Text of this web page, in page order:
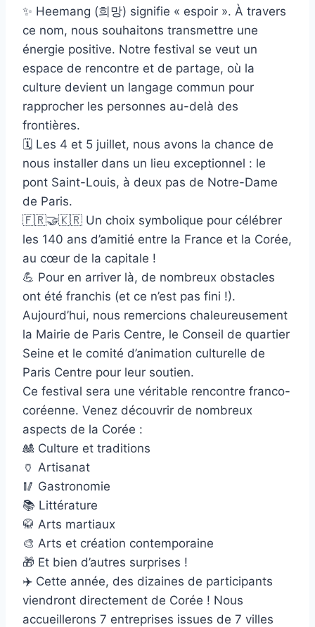
✨ Heemang (희망) signifie « espoir ». À travers
ce nom, nous souhaitons transmettre une
énergie positive. Notre festival se veut un
espace de rencontre et de partage, où la
culture devient un langage commun pour
rapprocher les personnes au-delà des
frontières.
🗓 Les 4 et 5 juillet, nous avons la chance de
nous installer dans un lieu exceptionnel : le
pont Saint-Louis, à deux pas de Notre-Dame
de Paris.
🇫🇷🤝🇰🇷 Un choix symbolique pour célébrer
les 140 ans d’amitié entre la France et la Corée,
au cœur de la capitale !
💪 Pour en arriver là, de nombreux obstacles
ont été franchis (et ce n’est pas fini !).
Aujourd’hui, nous remercions chaleureusement
la Mairie de Paris Centre, le Conseil de quartier
Seine et le comité d’animation culturelle de
Paris Centre pour leur soutien.
Ce festival sera une véritable rencontre franco-
coréenne. Venez découvrir de nombreux
aspects de la Corée :
🎎 Culture et traditions
🏺 Artisanat
🥢 Gastronomie
📚 Littérature
🥋 Arts martiaux
🎨 Arts et création contemporaine
🎁 Et bien d’autres surprises !
✈️ Cette année, des dizaines de participants
viendront directement de Corée ! Nous
accueillerons 7 entreprises issues de 7 villes